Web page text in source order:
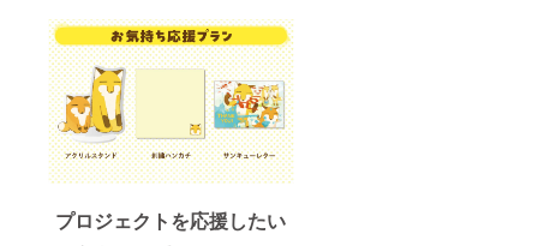
プロジェクトを応援したい